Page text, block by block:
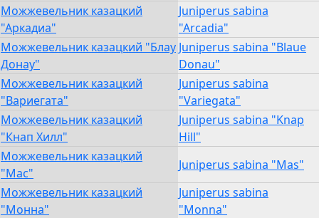
Можжевельник казацкий
"Аркадиа"
Juniperus sabina
"Arcadia"
Можжевельник казацкий "Блау
Донау"
Juniperus sabina "Blaue
Donau"
Можжевельник казацкий
"Вариегата"
Juniperus sabina
"Variegata"
Можжевельник казацкий
"Кнап Хилл"
Juniperus sabina "Knap
Hill"
Можжевельник казацкий
"Мас"
Juniperus sabina "Mas"
Можжевельник казацкий
"Монна"
Juniperus sabina
"Monna"